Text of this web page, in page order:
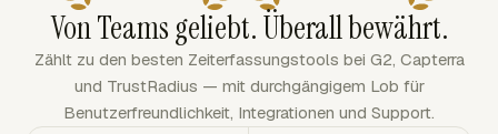
Von Teams geliebt. Überall bewährt.
Zählt zu den besten Zeiterfassungstools bei G2, Capterra
und TrustRadius — mit durchgängigem Lob für
Benutzerfreundlichkeit, Integrationen und Support.